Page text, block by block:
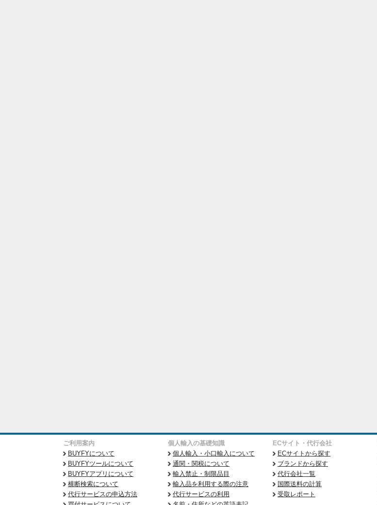
ご利用案内
BUYFYについて
BUYFYツールについて
BUYFYアプリについて
横断検索について
代行サービスの申込方法
個人輸入の基礎知識
個人輸入・小口輸入について
通関・関税について
輸入禁止・制限品目
輸入品を利用する際の注意
代行サービスの利用
ECサイト・代行会社
ECサイトから探す
ブランドから探す
代行会社一覧
国際送料の計算
受取レポート